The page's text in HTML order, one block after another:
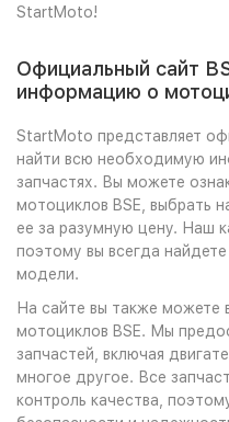
StartMoto!
Официальный сайт
информацию о
StartMoto представляет
найти всю необходимую
запчастях. Вы можете
мотоциклов BSE, выбрать
ее за разумную цену. Наш
поэтому вы всегда
модели.
На сайте вы также можете
мотоциклов BSE. Мы
запчастей, включая
многое другое. Все
контроль качества,